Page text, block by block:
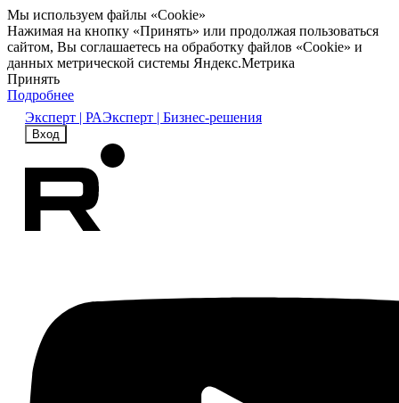
Мы используем файлы «Cookie»
Нажимая на кнопку «Принять» или продолжая пользоваться
сайтом, Вы соглашаетесь на обработку файлов «Cookie» и
данных метрической системы Яндекс.Метрика
Принять
Подробнее
Эксперт | РАЭксперт | Бизнес-решения
Вход